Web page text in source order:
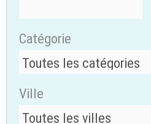
Catégorie
Ville